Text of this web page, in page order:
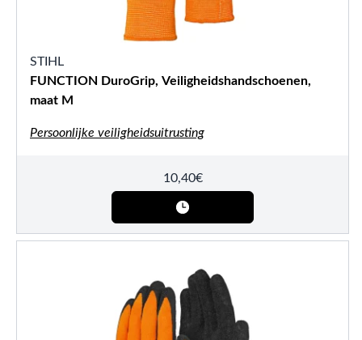
STIHL
FUNCTION DuroGrip, Veiligheidshandschoenen,
maat M
Persoonlijke veiligheidsuitrusting
10,40€